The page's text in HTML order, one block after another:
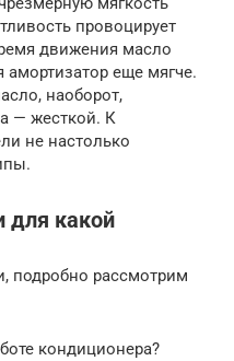
провоцирует
движения масло
амортизатор еще мягче.
наоборот,
— жесткой. К
не настолько
для какой
подробно рассмотрим
кондиционера?